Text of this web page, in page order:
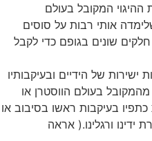
המקובל בעולם
אותי רבות על סוסים
שונים בגופם כדי לקבל
ישירות של הידיים ובעיקבותיו
בעולם הווסטרן או
בעיקבות ראשו בסיבוב או
ידינו ורגלינו.( אראה